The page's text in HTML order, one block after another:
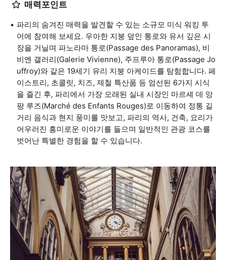
매력포인트
파리의 숨겨진 매력을 발견할 수 있는 소규모 미식 워킹 투
어에 참여해 보세요. 우아한 지붕 덮인 통로와 유서 깊은 시
장을 거닐며 파노라마 통로(Passage des Panoramas), 비
비엔 갤러리(Galerie Vivienne), 주프루아 통로(Passage Jo
uffroy)와 같은 19세기 유리 지붕 아케이드를 탐험합니다. 페
이스트리, 초콜릿, 치즈, 제철 특산품 등 엄선된 6가지 시식
을 즐긴 후, 파리에서 가장 오래된 실내 시장인 마르셰 데 앙
팡 루즈(Marché des Enfants Rouges)로 이동하여 정통 길
거리 음식과 현지 풍미를 맛보고, 파리의 역사, 건축, 요리가
어우러진 흥미로운 이야기를 들으며 일반적인 관광 코스를
벗어난 특별한 경험을 할 수 있습니다.